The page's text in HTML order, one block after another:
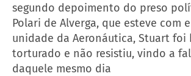
segundo depoimento do preso
Polari de Alverga, que esteve com
unidade da Aeronáutica, Stuart foi
torturado e não resistiu, vindo a
daquele mesmo dia